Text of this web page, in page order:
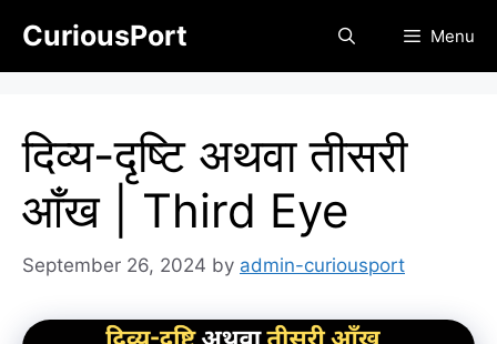
content
CuriousPort Menu
दिव्य-दृष्टि अथवा तीसरी
आँख | Third Eye
September 26, 2024 by admin-curiousport